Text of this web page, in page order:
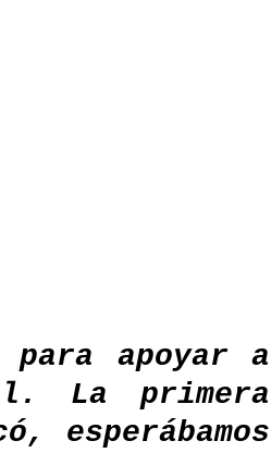
para apoyar a
La primera
esperábamos